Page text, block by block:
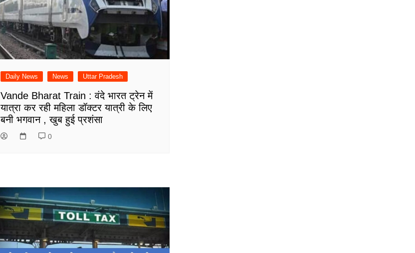
Daily News News Uttar Pradesh
Vande Bharat Train : वंदे भारत ट्रेन में
यात्रा कर रही महिला डॉक्टर यात्री के लिए
बनी भगवान , खुब हुई प्रशंसा
0